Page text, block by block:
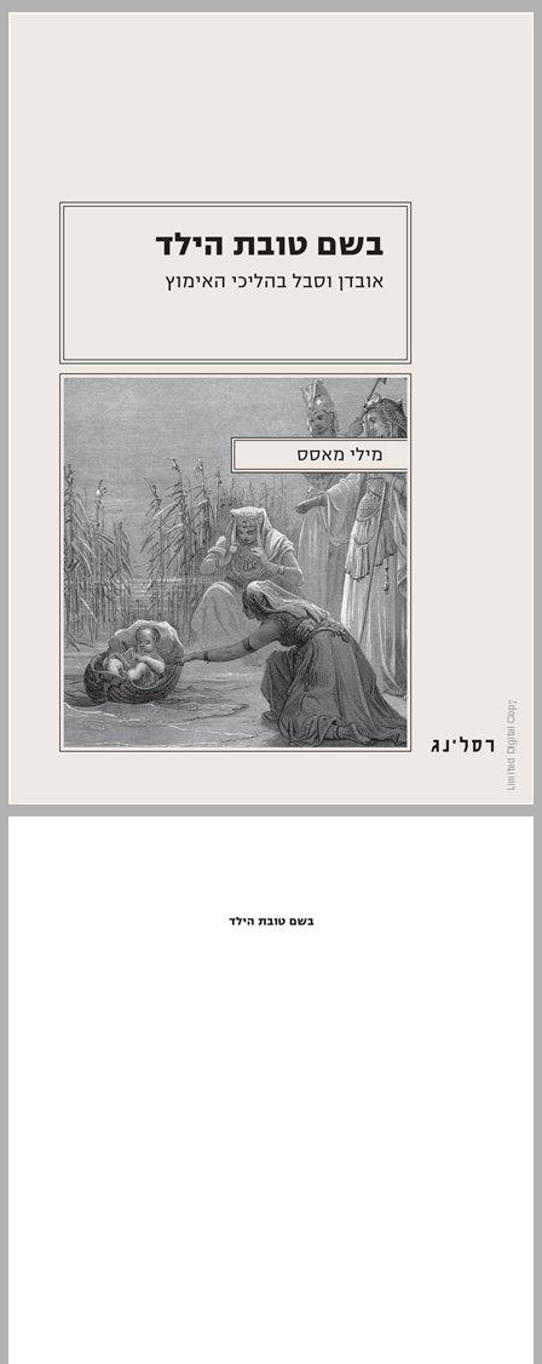
בשם טובת הילד: אובדן וסבל בהליכי האימוץ ... 0